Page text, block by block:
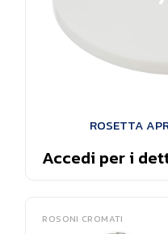
ROSETTA
Accedi per i
ROSONI CROMATI